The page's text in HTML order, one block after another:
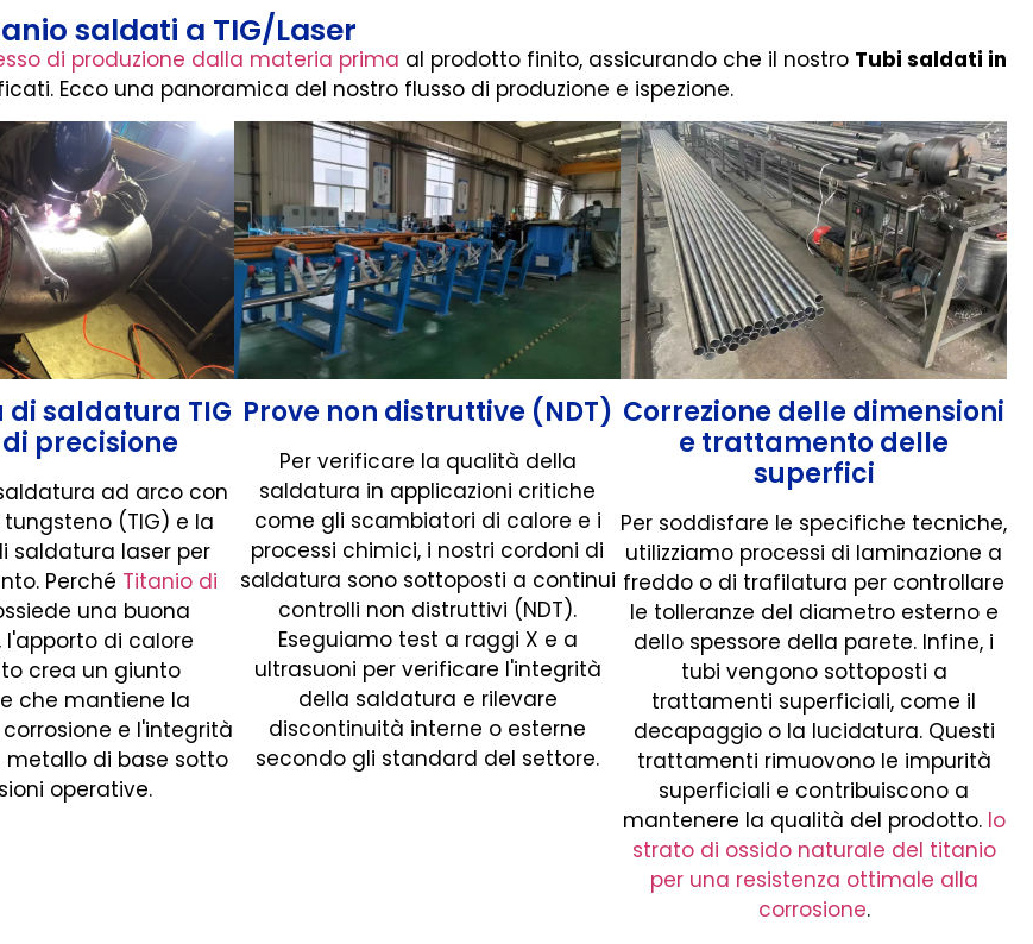
saldati a TIG/Laser
di produzione dalla materia prima al prodotto finito, assicurando che il nostro Tubi saldati in
Ecco una panoramica del nostro flusso di produzione e ispezione.
di saldatura TIG
precisione
ad arco con
(TIG) e la
saldatura laser per
Perché Titanio di
una buona
l'apporto di calore
crea un giunto
che mantiene la
e l'integrità
di base sotto
operative.
Prove non distruttive (NDT)
Per verificare la qualità della
saldatura in applicazioni critiche
come gli scambiatori di calore e i
processi chimici, i nostri cordoni di
saldatura sono sottoposti a continui
controlli non distruttivi (NDT).
Eseguiamo test a raggi X e a
ultrasuoni per verificare l'integrità
della saldatura e rilevare
discontinuità interne o esterne
secondo gli standard del settore.
Correzione delle dimensioni
e trattamento delle
superfici
Per soddisfare le specifiche tecniche,
utilizziamo processi di laminazione a
freddo o di trafilatura per controllare
le tolleranze del diametro esterno e
dello spessore della parete. Infine, i
tubi vengono sottoposti a
trattamenti superficiali, come il
decapaggio o la lucidatura. Questi
trattamenti rimuovono le impurità
superficiali e contribuiscono a
mantenere la qualità del prodotto. lo
strato di ossido naturale del titanio
per una resistenza ottimale alla
corrosione.